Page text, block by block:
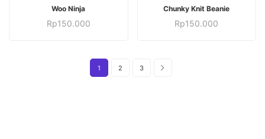
TAMBAH KE KERANJANG
Woo Ninja
Rp150.000
TAMBAH KE KERANJANG
Chunky Knit Beanie
Rp150.000
1 2 3